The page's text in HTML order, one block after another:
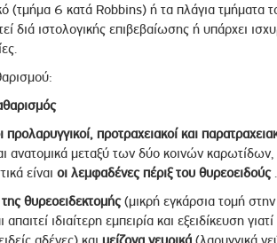
των
(τμήμα 6 κατά Robbins) ή τα πλάγια τμήματα
διά ιστολογικής επιβεβαίωσης ή υπάρχει
προλαρυγγικοί, προτραχειακοί και
ανατομικά μεταξύ των δύο κοινών
είναι οι λεμφαδένες πέριξ του θυρεοειδούς.
θυρεοειδεκτομής(μικρή εγκάρσια τομή
ιδιαίτερη εμπειρία και εξειδίκευση